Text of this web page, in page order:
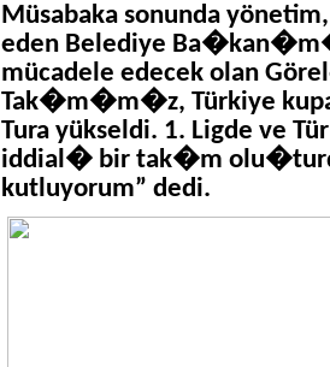
Müsabaka sonunda
eden Belediye
mücadele edecek olan
Tak�m�m�z, Türkiye
Tura yükseldi. 1. Ligde ve
iddial� bir tak�m
kutluyorum” dedi.